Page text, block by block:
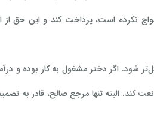
نکرده است، پرداخت کند و این حق از
کمی مشکل‌تر شود. اگر دختر مشغول به کار
کند. البته تنها مرجع صالح، قادر به